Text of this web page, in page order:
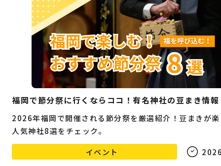
福岡で節分祭に行くならココ！有名神社の豆まき情報
2026年福岡で開催される節分祭を厳選紹介！豆まきが
人気神社8選をチェック。
イベント